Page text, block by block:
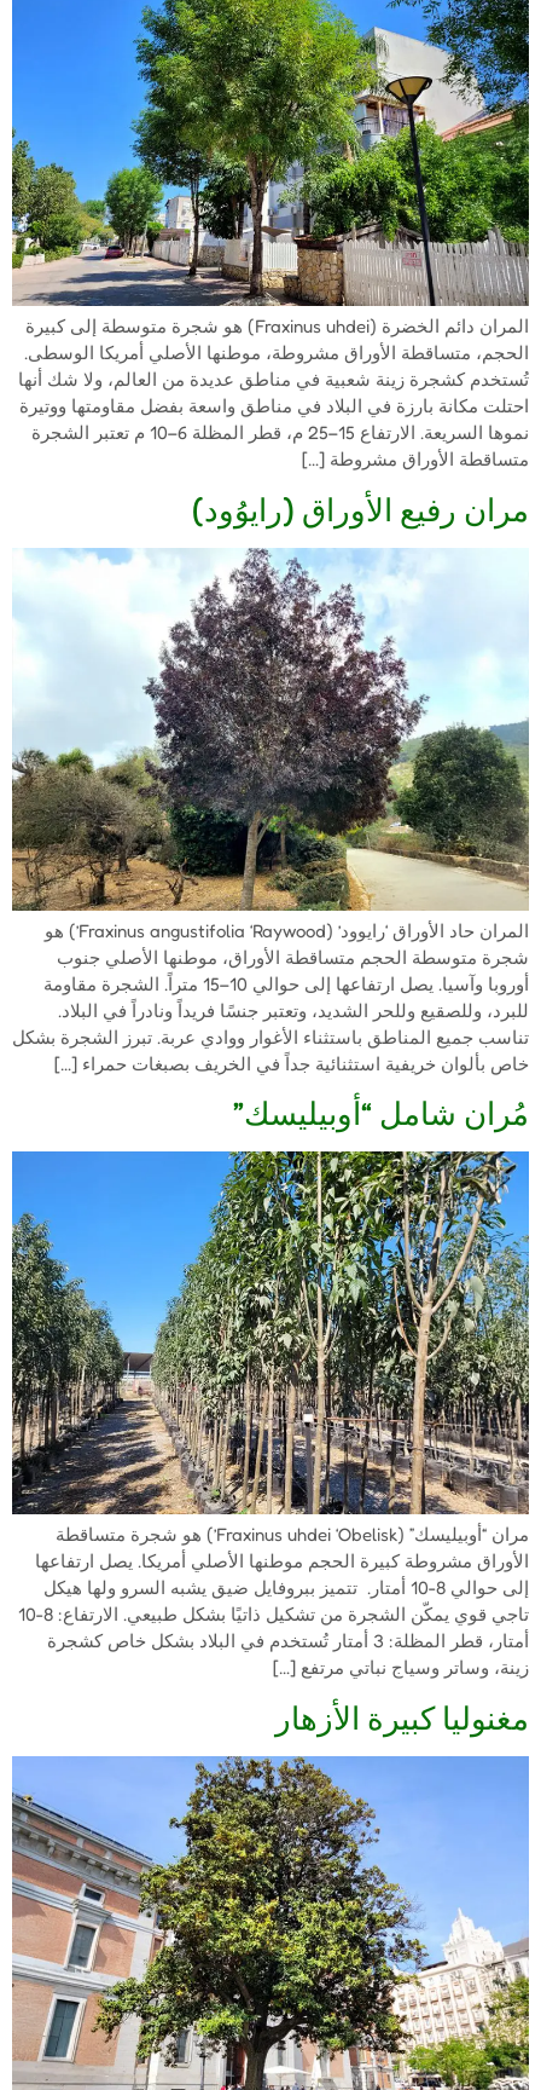
المران دائم الخضرة (Fraxinus uhdei) هو شجرة متوسطة إلى كبيرة
الحجم، متساقطة الأوراق مشروطة، موطنها الأصلي أمريكا الوسطى.
تُستخدم كشجرة زينة شعبية في مناطق عديدة من العالم، ولا شك أنها
احتلت مكانة بارزة في البلاد في مناطق واسعة بفضل مقاومتها ووتيرة
نموها السريعة. الارتفاع 15–25 م، قطر المظلة 6–10 م تعتبر الشجرة
متساقطة الأوراق مشروطة […]
مران رفيع الأوراق (رايوُود)
المران حاد الأوراق ‘رايوود’ (Fraxinus angustifolia ‘Raywood’) هو
شجرة متوسطة الحجم متساقطة الأوراق، موطنها الأصلي جنوب
أوروبا وآسيا. يصل ارتفاعها إلى حوالي 10–15 متراً. الشجرة مقاومة
للبرد، وللصقيع وللحر الشديد، وتعتبر جنسًا فريداً ونادراً في البلاد.
تناسب جميع المناطق باستثناء الأغوار ووادي عربة. تبرز الشجرة بشكل
خاص بألوان خريفية استثنائية جداً في الخريف بصبغات حمراء […]
مُران شامل “أوبيليسك”
مران “أوبيليسك” (Fraxinus uhdei ‘Obelisk’) هو شجرة متساقطة
الأوراق مشروطة كبيرة الحجم موطنها الأصلي أمريكا. يصل ارتفاعها
إلى حوالي 8-10 أمتار. تتميز ببروفايل ضيق يشبه السرو ولها هيكل
تاجي قوي يمكّن الشجرة من تشكيل ذاتيًا بشكل طبيعي. الارتفاع: 8-10
أمتار، قطر المظلة: 3 أمتار تُستخدم في البلاد بشكل خاص كشجرة
زينة، وساتر وسياج نباتي مرتفع […]
مغنوليا كبيرة الأزهار